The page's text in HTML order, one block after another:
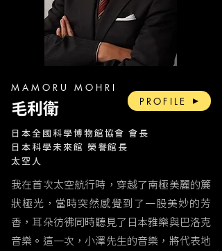
MAMORU MOHRI
毛利衛 PROFILE
日本全國科學博物館協會 會長
日本科學未來館 榮譽館長
太空人
我在首次太空航行時，穿越了南極美麗的簾
狀極光，當時突然感覺到了一股美妙的芳
香，耳朵彷彿同時聽見了日本雅樂與巴洛克
音樂。這一次，小澤先生的音樂，將代表地